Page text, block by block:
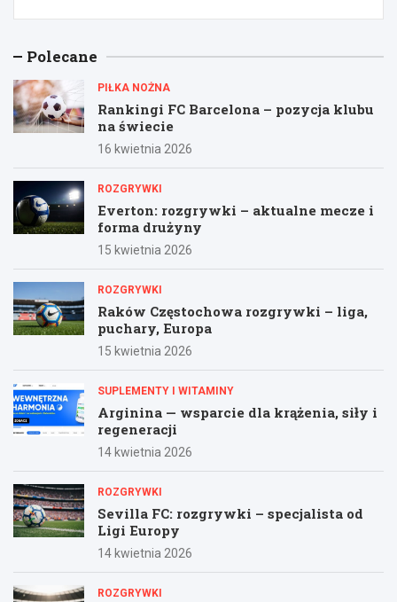
Polecane
PIŁKA NOŻNA
Rankingi FC Barcelona – pozycja klubu
na świecie
16 kwietnia 2026
ROZGRYWKI
Everton: rozgrywki – aktualne mecze i
forma drużyny
15 kwietnia 2026
ROZGRYWKI
Raków Częstochowa rozgrywki – liga,
puchary, Europa
15 kwietnia 2026
SUPLEMENTY I WITAMINY
Arginina — wsparcie dla krążenia, siły i
regeneracji
14 kwietnia 2026
ROZGRYWKI
Sevilla FC: rozgrywki – specjalista od
Ligi Europy
14 kwietnia 2026
ROZGRYWKI